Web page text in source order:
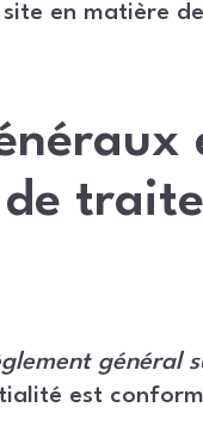
en matière
général
est